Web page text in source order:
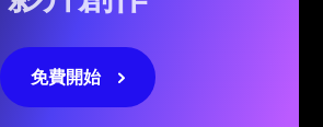
免費開始